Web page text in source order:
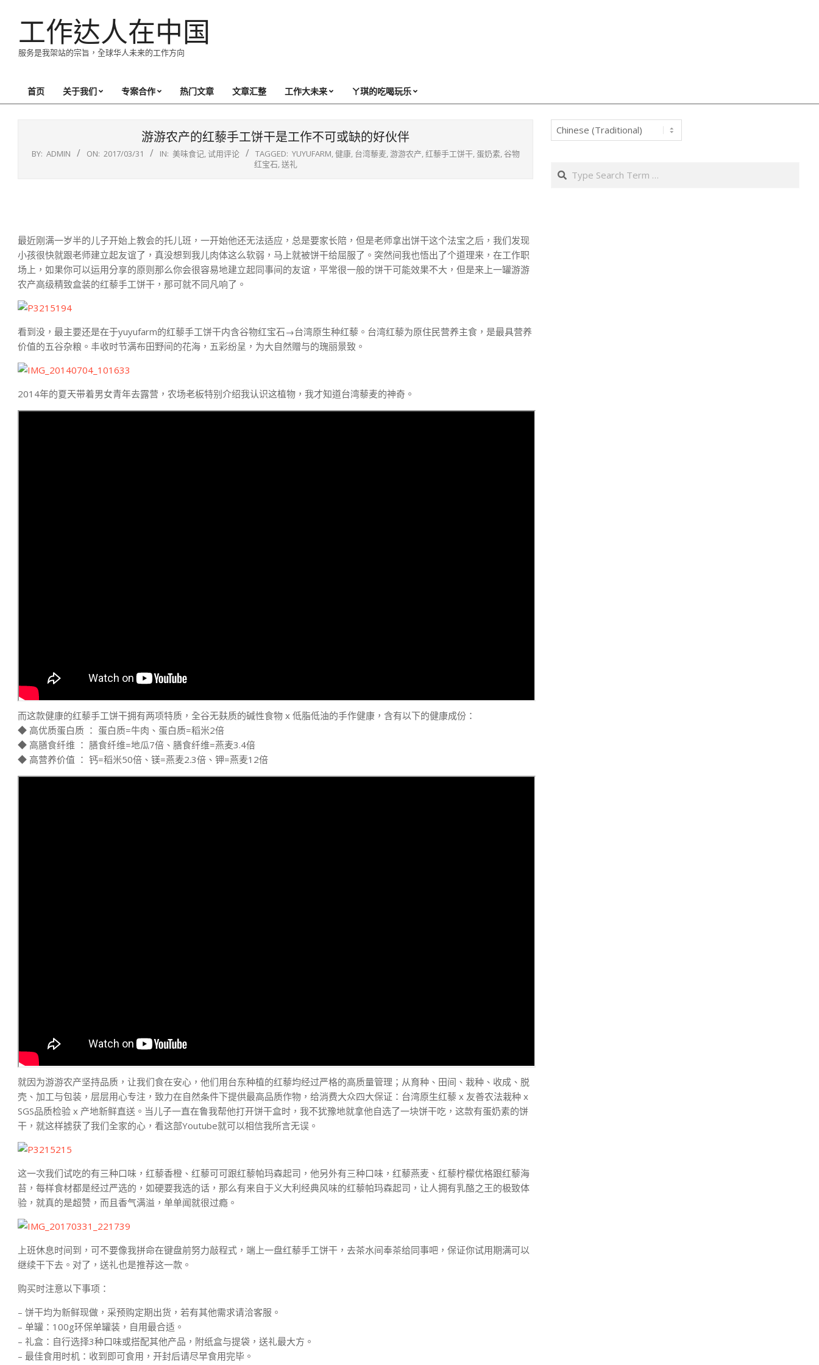
工作达人在中国
服务是我架站的宗旨，全球华人未来的工作方向
Primary
首页 关于我们 专案合作 热门文章 文章汇整 工作大未来 ㄚ琪的吃喝玩乐
游游农产的红藜手工饼干是工作不可或缺的好伙伴
BY: ADMIN ON: 2017/03/31 IN: 美味食记, 试用评论 TAGGED: YUYUFARM,健康, 台湾藜麦,游游农产,红藜手工饼干,蛋奶素,谷物
红宝石,送礼
最近刚满一岁半的儿子开始上教会的托儿班，一开始他还无法适应，总是要家长陪，但是老师拿出饼干这个法宝之后，我们发现
小孩很快就跟老师建立起友谊了，真没想到我儿肉体这么软弱，马上就被饼干给屈服了。突然间我也悟出了个道理来，在工作职
场上，如果你可以运用分享的原则那么你会很容易地建立起同事间的友谊，平常很一般的饼干可能效果不大，但是来上一罐游游
农产高级精致盒装的红藜手工饼干，那可就不同凡响了。
看到没，最主要还是在于yuyufarm的红藜手工饼干内含谷物红宝石→台湾原生种红藜。台湾红藜为原住民营养主食，是最具营养
价值的五谷杂粮。丰收时节满布田野间的花海，五彩纷呈，为大自然赠与的瑰丽景致。
2014年的夏天带着男女青年去露营，农场老板特别介绍我认识这植物，我才知道台湾藜麦的神奇。
而这款健康的红藜手工饼干拥有两项特质，全谷无麸质的碱性食物 x 低脂低油的手作健康，含有以下的健康成份：
◆ 高优质蛋白质 ： 蛋白质=牛肉、蛋白质=稻米2倍
◆ 高膳食纤维 ： 膳食纤维=地瓜7倍、膳食纤维=燕麦3.4倍
◆ 高营养价值 ： 钙=稻米50倍、镁=燕麦2.3倍、钾=燕麦12倍
就因为游游农产坚持品质，让我们食在安心，他们用台东种植的红藜均经过严格的高质量管理；从育种、田间、栽种、收成、脱
壳、加工与包装，层层用心专注，致力在自然条件下提供最高品质作物，给消费大众四大保证：台湾原生红藜 x 友善农法栽种 x
SGS品质检验 x 产地新鲜直送。当儿子一直在鲁我帮他打开饼干盒时，我不犹豫地就拿他自选了一块饼干吃，这款有蛋奶素的饼
干，就这样掳获了我们全家的心，看这部Youtube就可以相信我所言无误。
这一次我们试吃的有三种口味，红藜香橙、红藜可可跟红藜帕玛森起司，他另外有三种口味，红藜燕麦、红藜柠檬优格跟红藜海
苔，每样食材都是经过严选的，如硬要我选的话，那么有来自于义大利经典风味的红藜帕玛森起司，让人拥有乳酪之王的极致体
验，就真的是超赞，而且香气满溢，单单闻就很过瘾。
上班休息时间到，可不要像我拼命在键盘前努力敲程式，端上一盘红藜手工饼干，去茶水间奉茶给同事吧，保证你试用期满可以
继续干下去。对了，送礼也是推荐这一款。
购买时注意以下事项：
– 饼干均为新鲜现做，采预购定期出货，若有其他需求请洽客服。
– 单罐：100g环保单罐装，自用最合适。
– 礼盒：自行选择3种口味或搭配其他产品，附纸盒与提袋，送礼最大方。
– 最佳食用时机：收到即可食用，开封后请尽早食用完毕。
Search